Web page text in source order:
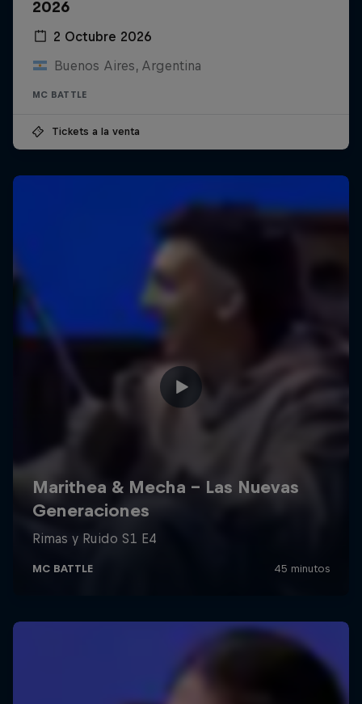
2026
2 Octubre 2026
Buenos Aires, Argentina
MC BATTLE
Tickets a la venta